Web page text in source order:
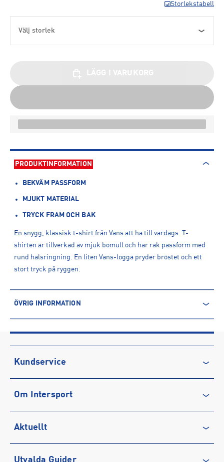
Storlekstabell
Välj storlek
PRODUKTINFORMATION
BEKVÄM PASSFORM
MJUKT MATERIAL
TRYCK FRAM OCH BAK
En snygg, klassisk t-shirt från Vans att ha till vardags. T-
shirten är tillverkad av mjuk bomull och har rak passform med
rund halsringning. En liten Vans-logga pryder bröstet och ett
stort tryck på ryggen.
ÖVRIG INFORMATION
Produktnummer: 1589337
Leverantörens produktnummer: VN000MM4NVY1
Artikelnummer: 158933701-Navy
Tillverkaradress
Kontakt tillverkare: https://www.vans.se/help/contact-us.html
Kundservice
Vanliga frågor & svar
Köpvillkor
Integritetspolicy
Medlemsvillkor
Om Intersport
Karriär på INTERSPORT
Aktuellt
Utvalda Guider